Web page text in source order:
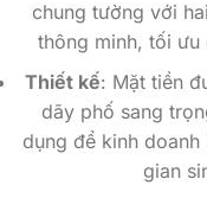
chung tường với
thông minh, tối ưu
Thiết kế: Mặt tiền
dãy phố sang
dụng để kinh
gian